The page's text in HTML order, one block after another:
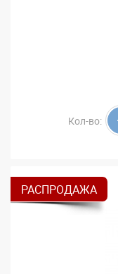
Кол-во:
РАСПРОДАЖА